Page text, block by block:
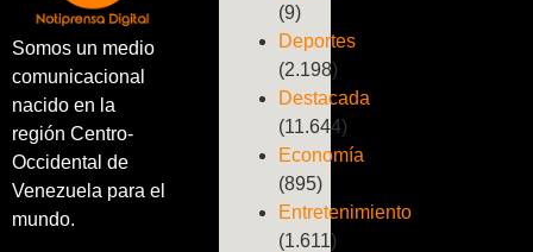
Somos un medio
comunicacional
nacido en la
región Centro-
Occidental de
Venezuela para el
mundo.
(9)
Deportes
(2.198)
Destacada
(11.644)
Economía
(895)
Entretenimiento
(1.611)